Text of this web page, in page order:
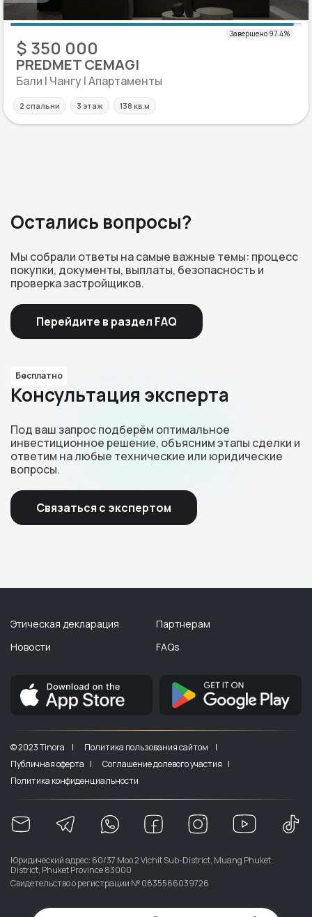
$ 350 000
PREDMET CEMAGI
Бали | Чангу | Апартаменты
2 спальни 3 этаж 138 кв.м
Остались вопросы?
Мы собрали ответы на самые важные темы: процесс
покупки, документы, выплаты, безопасность и
проверка застройщиков.
Перейдите в раздел FAQ
Бесплатно
Консультация эксперта
Под ваш запрос подберём оптимальное
инвестиционное решение, объясним этапы сделки и
ответим на любые технические или юридические
вопросы.
Связаться с экспертом
Этическая декларация
Новости
Партнерам
FAQs
© 2023 Tinora |
Политика пользования сайтом |
Публичная оферта |
Соглашение долевого участия |
Политика конфиденциальности
Юридический адрес: 60/37 Moo 2 Vichit Sub-District, Muang Phuket
District, Phuket Province 83000
Свидетельство о регистрации № 0835566039726